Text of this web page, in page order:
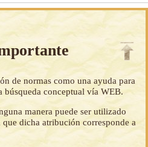
de normas como una ayuda para
conceptual vía WEB.
manera puede ser utilizado
dicha atribución corresponde a